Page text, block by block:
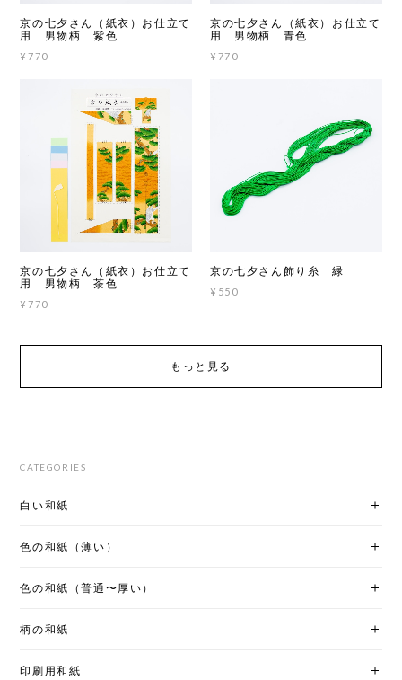
京の七夕さん（紙衣）お仕立て
用 男物柄 紫色
¥770
京の七夕さん（紙衣）お仕立て
用 男物柄 青色
¥770
京の七夕さん（紙衣）お仕立て
用 男物柄 茶色
¥770
京の七夕さん飾り糸 緑
¥550
もっと見る
CATEGORIES
白い和紙
色の和紙（薄い）
色の和紙（普通〜厚い）
柄の和紙
印刷用和紙